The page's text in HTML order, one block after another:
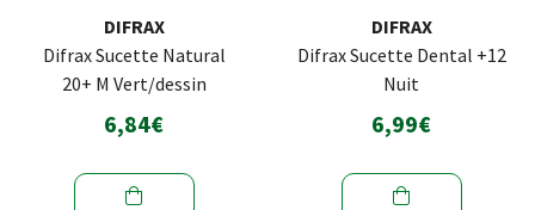
DIFRAX
Difrax Sucette Natural
20+ M Vert/dessin
6,84€
DIFRAX
Difrax Sucette Dental +12
Nuit
6,99€